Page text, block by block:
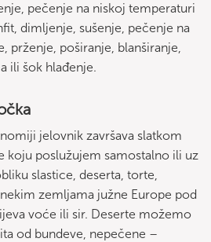
pečenje na niskoj temperaturi
dimljenje, sušenje, pečenje na
prženje, poširanje, blanširanje,
ili šok hlađenje.
jelovnik završava slatkom
koju poslužujem samostalno ili uz
slastice, deserta, torte,
zemljama južne Europe pod
voće ili sir. Deserte možemo
od bundeve, nepečene –